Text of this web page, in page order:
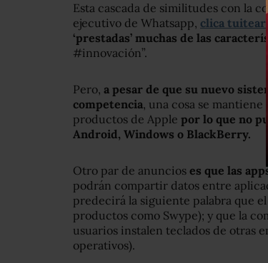
Esta cascada de similitudes con la
ejecutivo de Whatsapp, clica tuitear
‘prestadas’ muchas de las
#innovación”.
Pero, a pesar de que su nuevo
competencia, una cosa se
productos de Apple por lo que no
Android, Windows o BlackBerry.
Otro par de anuncios es que las
podrán compartir datos entre
predecirá la siguiente palabra que
productos como Swype); y que la
usuarios instalen teclados de otras
operativos).